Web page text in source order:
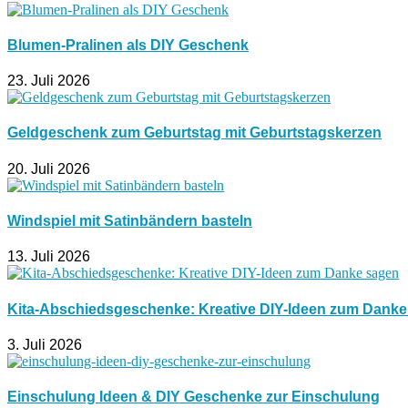
Blumen-Pralinen als DIY Geschenk
23. Juli 2026
Geldgeschenk zum Geburtstag mit Geburtstagskerzen
20. Juli 2026
Windspiel mit Satinbändern basteln
13. Juli 2026
Kita-Abschiedsgeschenke: Kreative DIY-Ideen zum
3. Juli 2026
Einschulung Ideen & DIY Geschenke zur Einschulung